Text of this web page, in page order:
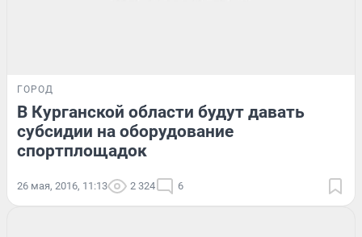
ГОРОД
В Курганской области будут давать
субсидии на оборудование
спортплощадок
26 мая, 2016, 11:13 2 324 6